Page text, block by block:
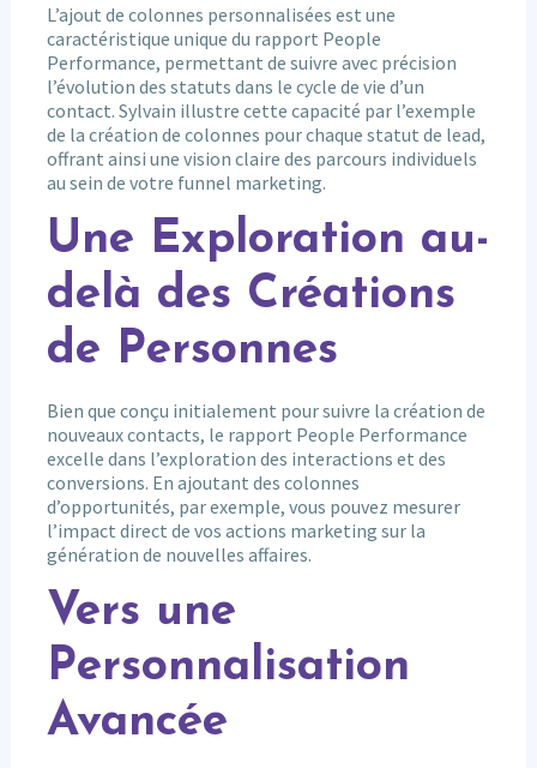
L’ajout de colonnes personnalisées est une
caractéristique unique du rapport People
Performance, permettant de suivre avec précision
l’évolution des statuts dans le cycle de vie d’un
contact. Sylvain illustre cette capacité par l’exemple
de la création de colonnes pour chaque statut de lead,
offrant ainsi une vision claire des parcours individuels
au sein de votre funnel marketing.
Une Exploration au-
delà des Créations
de Personnes
Bien que conçu initialement pour suivre la création de
nouveaux contacts, le rapport People Performance
excelle dans l’exploration des interactions et des
conversions. En ajoutant des colonnes
d’opportunités, par exemple, vous pouvez mesurer
l’impact direct de vos actions marketing sur la
génération de nouvelles affaires.
Vers une
Personnalisation
Avancée